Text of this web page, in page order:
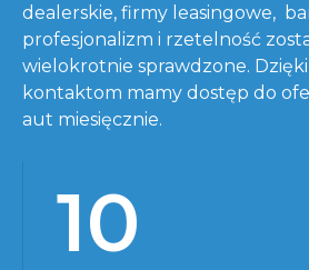
dealerskie, firmy leasingowe,
profesjonalizm i rzetelność
wielokrotnie sprawdzone.
kontaktom mamy dostęp do
aut miesięcznie.
10